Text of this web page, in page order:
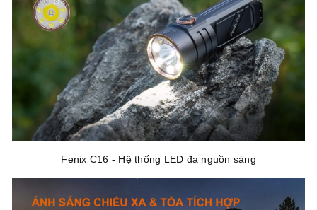
Fenix C16 - Hệ thống LED đa nguồn sáng